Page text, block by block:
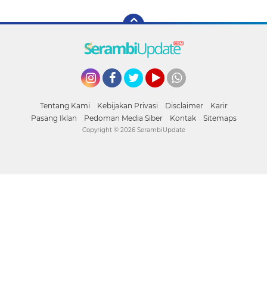
Tentang Kami Kebijakan Privasi Disclaimer
Karir
Pasang Iklan
Pedoman Media Siber Kontak Sitemaps
Copyright © 2026 SerambiUpdate